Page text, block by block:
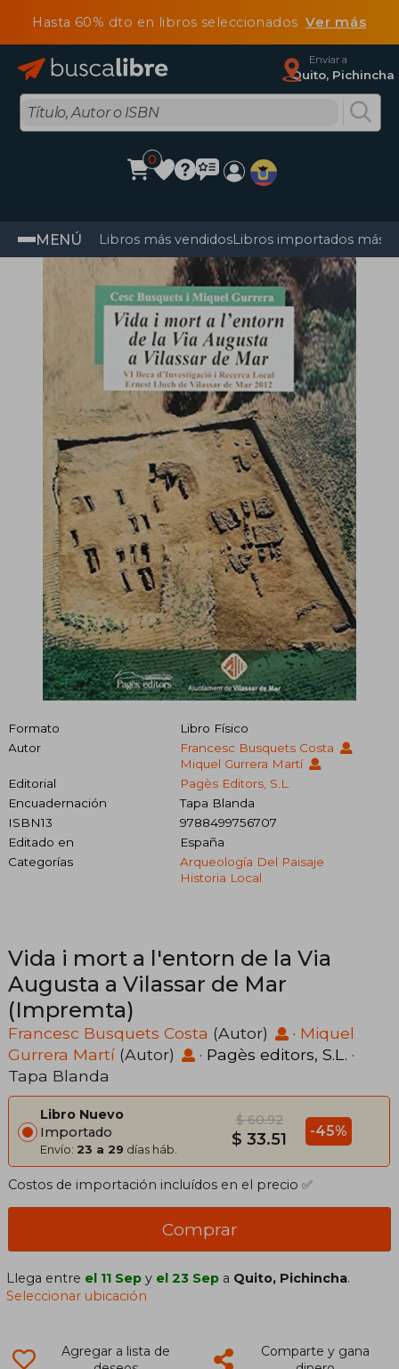
Hasta 60% dto en libros seleccionadosVer más
Enviar a
Quito, Pichincha
0
MENÚ Libros más vendidosLibros importados más
Formato
Libro Físico
Autor
Francesc Busquets Costa
Miquel Gurrera Martí
Editorial
Pagès Editors, S.L.
Encuadernación
Tapa Blanda
ISBN13
9788499756707
Editado en
España
Categorías
Arqueología Del Paisaje
Historia Local
Vida i mort a l'entorn de la Via
Augusta a Vilassar de Mar
(Impremta)
Francesc Busquets Costa (Autor) · Miquel
Gurrera Martí (Autor) · Pagès editors, S.L. ·
Tapa Blanda
Libro Nuevo
Importado
Envío: 23 a 29 días háb.
$ 60.92
$ 33.51 -45%
Costos de importación incluídos en el precio ✅
Comprar
Llega entre el 11 Sep y el 23 Sep a Quito, Pichincha.
Seleccionar ubicación
Agregar a lista de
Comparte y gana